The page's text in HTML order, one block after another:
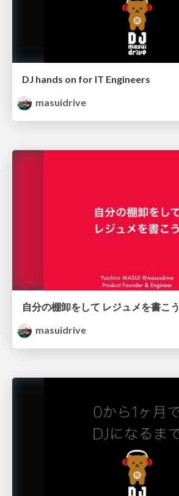
DJ hands on for IT Engineers
masuidrive
自分の棚卸をして レジュメを書こう
masuidrive